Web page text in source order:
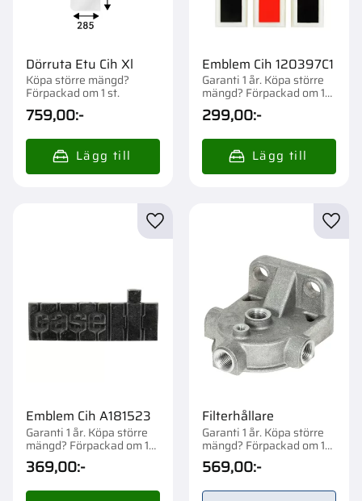
Dörruta Etu Cih Xl
Köpa större mängd?
Förpackad om 1 st.
759,00:-
Emblem Cih 120397C1
Garanti 1 år. Köpa större
mängd? Förpackad om 1
st.
299,00:-
Emblem Cih A181523
Garanti 1 år. Köpa större
mängd? Förpackad om 1
st.
369,00:-
Lägg till i favoriter
Filterhållare
Garanti 1 år. Köpa större
mängd? Förpackad om 1
st.
569,00:-